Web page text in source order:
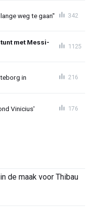
weg te gaan" 342
met Messi-
1125
in 216
Vinicius' 176
de maak voor Thibau